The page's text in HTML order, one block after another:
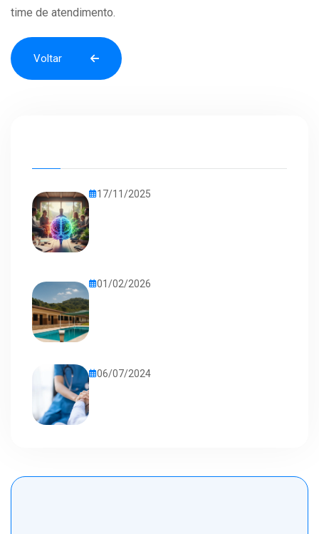
time de atendimento.
Voltar
17/11/2025
01/02/2026
06/07/2024